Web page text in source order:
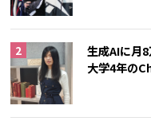
生成AIに月
大学4年の